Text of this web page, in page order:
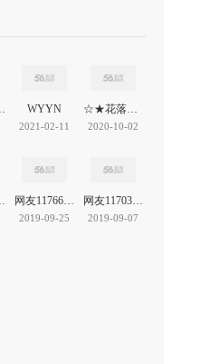
WYYN
2021-02-11
☆★花落无痕★
2020-10-02
网友11766827888044195
2019-09-25
网友11703607676654264
2019-09-07